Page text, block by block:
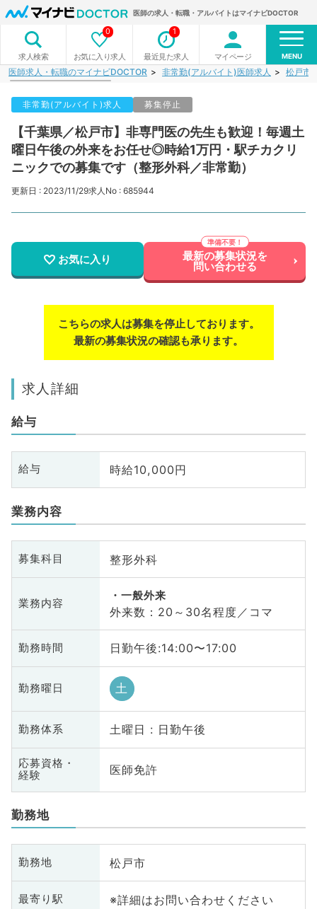
医師の求人・転職・アルバイトはマイナビDOCTOR
求人検索 お気に入り求人
0
最近見た求人
1
マイページ MENU
医師求人・転職のマイナビDOCTOR 非常勤(アルバイト)医師求人 松戸市
非常勤(アルバイト)求人 募集停止
【千葉県／松戸市】非専門医の先生も歓迎！毎週土
曜日午後の外来をお任せ◎時給1万円・駅チカクリ
ニックでの募集です（整形外科／非常勤）
更新日 : 2023/11/29求人No : 685944
お気に入り 最新の募集状況を
問い合わせる
こちらの求人は募集を停止しております。
最新の募集状況の確認も承ります。
求人詳細
給与
給与 時給10,000円
業務内容
募集科目 整形外科
業務内容
一般外来
外来数：20～30名程度／コマ
勤務時間 日勤午後:14:00〜17:00
勤務曜日 土
勤務体系 土曜日 : 日勤午後
応募資格・
経験
医師免許
勤務地
勤務地 松戸市
最寄り駅 ※詳細はお問い合わせください